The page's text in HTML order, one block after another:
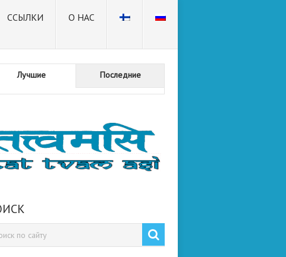
ССЫЛКИ О НАС
Лучшие Последние